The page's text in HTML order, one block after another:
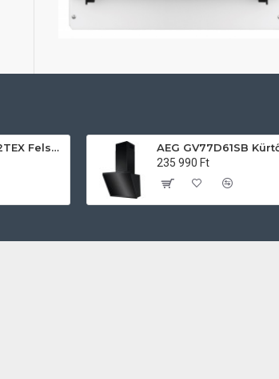
Electrolux KMFE172TEX Felsőszekrénybe építhető mikrohullámú sütő
235 990 Ft